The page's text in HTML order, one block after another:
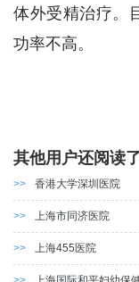
体外受精治疗。
功率不高。
其他用户还阅读
>> 香港大学深圳医院
>> 上海市同济医院
>> 上海455医院